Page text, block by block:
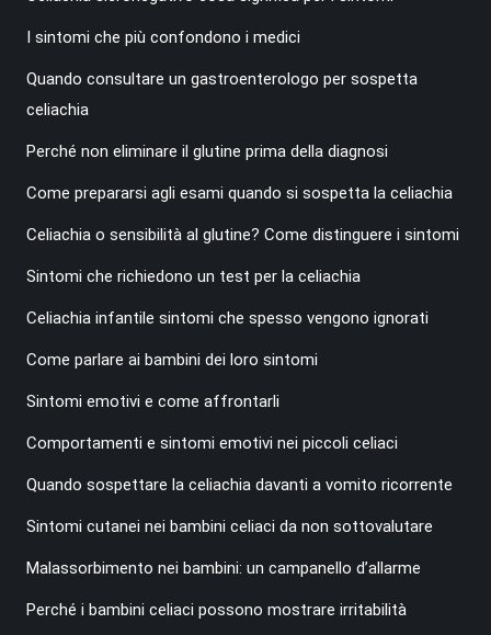
I sintomi che più confondono i medici
Quando consultare un gastroenterologo per sospetta
celiachia
Perché non eliminare il glutine prima della diagnosi
Come prepararsi agli esami quando si sospetta la celiachia
Celiachia o sensibilità al glutine? Come distinguere i sintomi
Sintomi che richiedono un test per la celiachia
Celiachia infantile sintomi che spesso vengono ignorati
Come parlare ai bambini dei loro sintomi
Sintomi emotivi e come affrontarli
Comportamenti e sintomi emotivi nei piccoli celiaci
Quando sospettare la celiachia davanti a vomito ricorrente
Sintomi cutanei nei bambini celiaci da non sottovalutare
Malassorbimento nei bambini: un campanello d’allarme
Perché i bambini celiaci possono mostrare irritabilità